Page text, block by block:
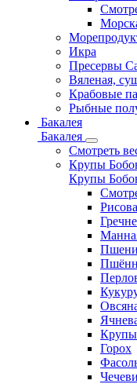
Икра
Пресервы
Вяленая,
Крабовые
Рыбные
Бакалея
Бакалея
Смотреть
Крупы
Крупы
Крупы
Горох